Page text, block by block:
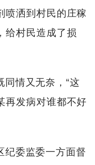
喷洒到村民的庄稼
给村民造成了损
同情又无奈，“这
再发病对谁都不好
纪委监委一方面督